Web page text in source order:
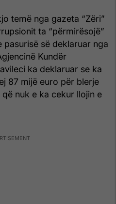
temë nga gazeta “Zëri”
ta “përmirësojë”
pasurisë së deklaruar nga
Kundër
ka deklaruar se ka
87 mijë euro për blerje
nuk e ka cekur llojin e